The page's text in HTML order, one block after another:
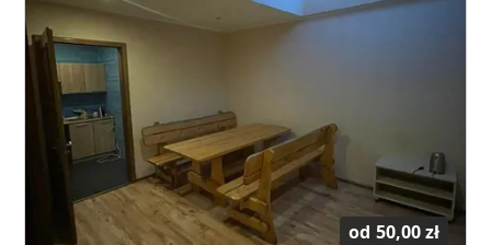
od 50,00 zł